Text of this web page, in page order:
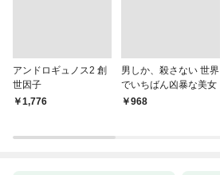
アンドロギュノス2 創
世因子
￥1,776
男しか、殺さない 世界
でいちばん凶暴な美女
￥968